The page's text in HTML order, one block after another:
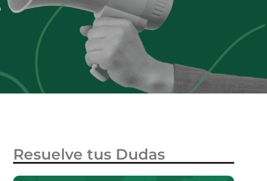
Resuelve tus Dudas